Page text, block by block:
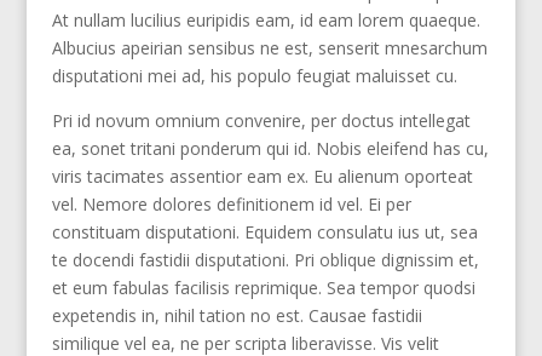
At nullam lucilius euripidis eam, id eam lorem quaeque.
Albucius apeirian sensibus ne est, senserit mnesarchum
disputationi mei ad, his populo feugiat maluisset cu.
Pri id novum omnium convenire, per doctus intellegat
ea, sonet tritani ponderum qui id. Nobis eleifend has cu,
viris tacimates assentior eam ex. Eu alienum oporteat
vel. Nemore dolores definitionem id vel. Ei per
constituam disputationi. Equidem consulatu ius ut, sea
te docendi fastidii disputationi. Pri oblique dignissim et,
et eum fabulas facilisis reprimique. Sea tempor quodsi
expetendis in, nihil tation no est. Causae fastidii
similique vel ea, ne per scripta liberavisse. Vis velit